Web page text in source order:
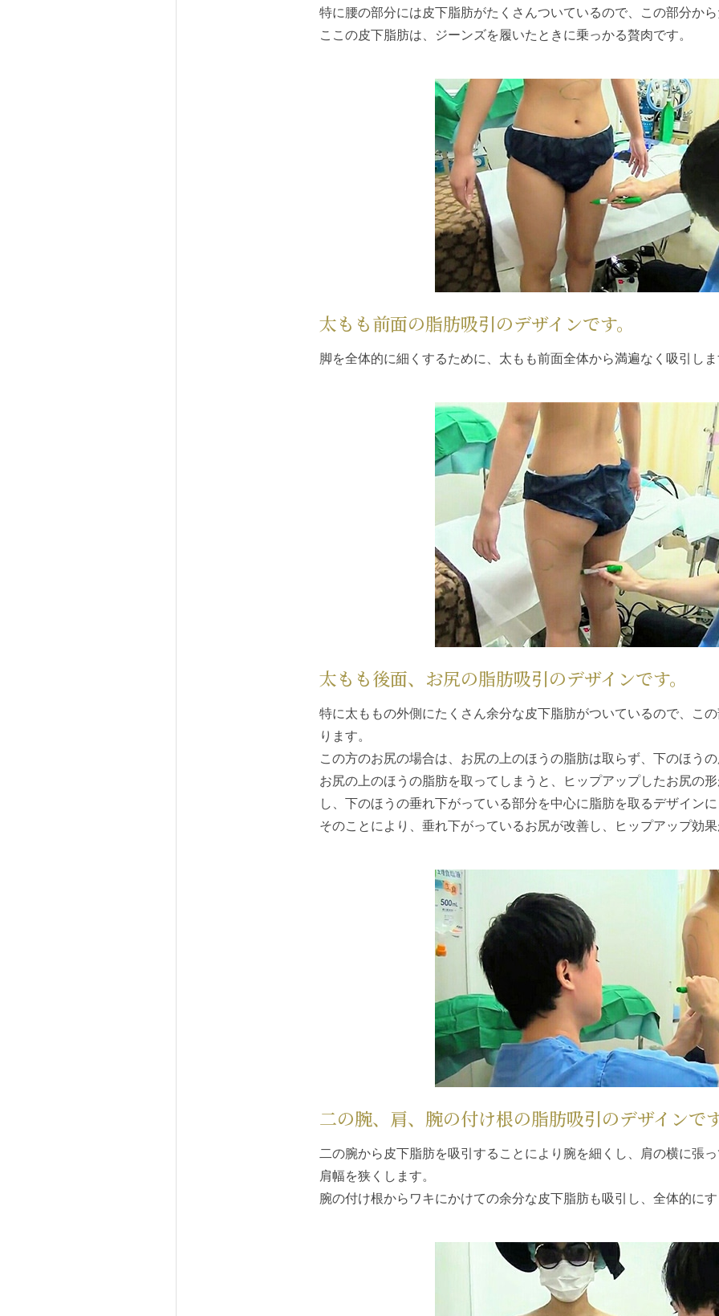
特に腰の部分には皮下脂肪がたくさんついているので、この部分か
ここの皮下脂肪は、ジーンズを履いたときに乗っかる贅肉です。
太もも前面の脂肪吸引のデザインです。
脚を全体的に細くするために、太もも前面全体から満遍なく吸引し
太もも後面、お尻の脂肪吸引のデザインです。
特に太ももの外側にたくさん余分な皮下脂肪がついているので、こ
ります。
この方のお尻の場合は、お尻の上のほうの脂肪は取らず、下のほう
お尻の上のほうの脂肪を取ってしまうと、ヒップアップしたお尻の
し、下のほうの垂れ下がっている部分を中心に脂肪を取るデザイン
そのことにより、垂れ下がっているお尻が改善し、ヒップアップ効
二の腕、肩、腕の付け根の脂肪吸引のデザインで
二の腕から皮下脂肪を吸引することにより腕を細くし、肩の横に張
肩幅を狭くします。
腕の付け根からワキにかけての余分な皮下脂肪も吸引し、全体的に